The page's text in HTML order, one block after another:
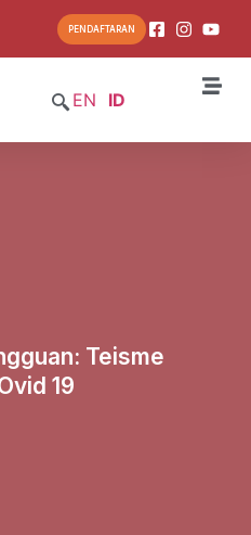
PENDAFTARAN
EN ID
Teisme
19